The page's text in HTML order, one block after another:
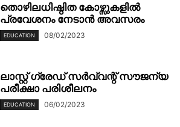
തൊഴിലധിഷ്ഠിത കോഴ്സുകളിൽ
പ്രവേശനം നേടാൻ അവസരം
EDUCATION 08/02/2023
ലാസ്റ്റ് ഗ്രേഡ് സർവ്വന്റ് സൗജന്യ
പരീക്ഷാ പരിശീലനം
EDUCATION 06/02/2023